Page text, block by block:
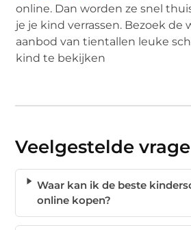
online. Dan worden ze snel
je je kind verrassen. Bezoek de
aanbod van tientallen leuke
kind te bekijken
Veelgestelde
Waar kan ik de beste
online kopen?